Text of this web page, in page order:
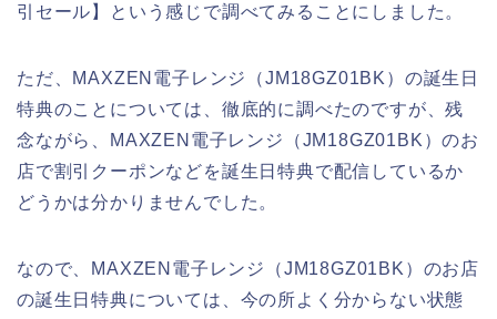
引セール】という感じで調べてみることにしました。
ただ、MAXZEN電子レンジ（JM18GZ01BK）の誕生日
特典のことについては、徹底的に調べたのですが、残
念ながら、MAXZEN電子レンジ（JM18GZ01BK）のお
店で割引クーポンなどを誕生日特典で配信しているか
どうかは分かりませんでした。
なので、MAXZEN電子レンジ（JM18GZ01BK）のお店
の誕生日特典については、今の所よく分からない状態